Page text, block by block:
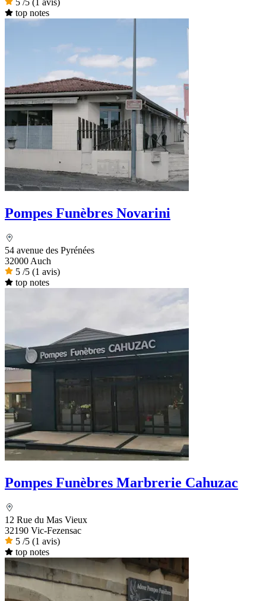
5 /5 (1 avis)
top notes
Pompes Funèbres Novarini
54 avenue des Pyrénées
32000 Auch
5 /5 (1 avis)
top notes
Pompes Funèbres Marbrerie Cahuzac
12 Rue du Mas Vieux
32190 Vic-Fezensac
5 /5 (1 avis)
top notes